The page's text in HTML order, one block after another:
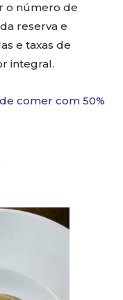
o número de
reserva e
e taxas de
integral.
comer com 50%